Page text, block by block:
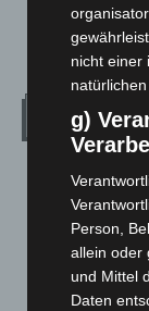
Mäßig Bewölkt
nicht einer
g)
Person,
allein oder
und Mittel
Daten